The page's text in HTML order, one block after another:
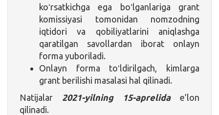
koʻrsatkichga ega boʻlganlariga grant
komissiyasi tomonidan nomzodning
iqtidori va qobiliyatlarini aniqlashga
qaratilgan savollardan iborat onlayn
forma yuboriladi.
Onlayn forma toʻldirilgach, kimlarga
grant berilishi masalasi hal qilinadi.
Natijalar 2021-yilning 15-aprelidae’lon
qilinadi.